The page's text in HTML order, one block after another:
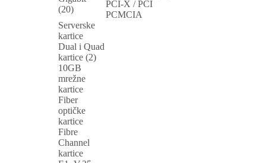
(20)
PCI-X / PCI
PCMCIA
Serverske
kartice
Dual i Quad
kartice (2)
10GB
mrežne
kartice
Fiber
optičke
kartice
Fibre
Channel
kartice